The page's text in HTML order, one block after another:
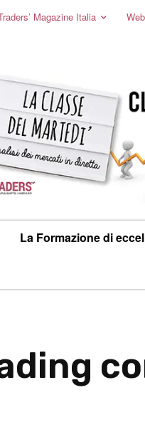
Magazine Italia
La Formazione di